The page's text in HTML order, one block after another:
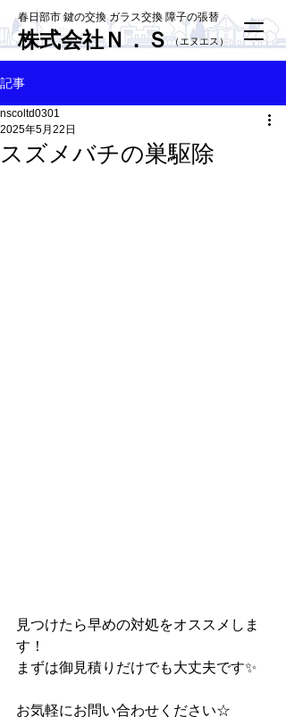
春日部市 鍵の交換 ガラス交換 障子の張替
株式会社Ｎ．Ｓ​（エヌエス）
記事
スズメバチの巣駆除
nscoltd0301
2025年5月22日
見つけたら早めの対処をオススメしま
す！
まずは御見積りだけでも大丈夫です✨
お気軽にお問い合わせください☆